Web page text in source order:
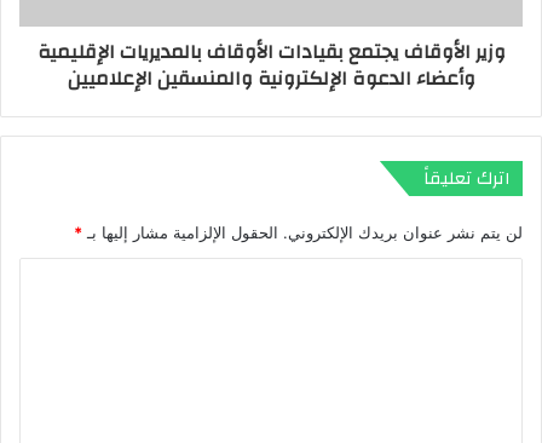
وزير الأوقاف يجتمع بقيادات الأوقاف بالمديريات الإقليمية
وأعضاء الدعوة الإلكترونية والمنسقين الإعلاميين
اترك تعليقاً
لن يتم نشر عنوان بريدك الإلكتروني. الحقول الإلزامية مشار إليها بـ *